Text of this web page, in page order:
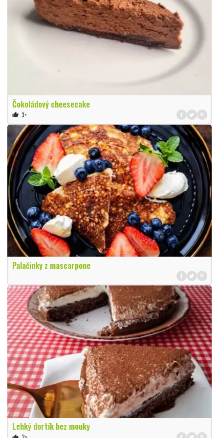
Čokoládový cheesecake
thumb_up 3×
Palačinky z mascarpone
Lehký dortík bez mouky